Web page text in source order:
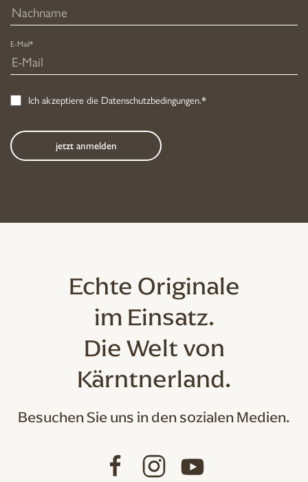
E-Mail*
Ich akzeptiere die Datenschutzbedingungen.*
Echte Originale
im Einsatz.
Die Welt von
Kärntnerland.
Besuchen Sie uns in den sozialen Medien.